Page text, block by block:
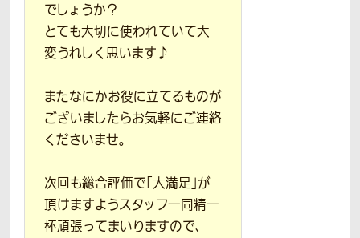
でしょうか？
とても大切に使われていて大
変うれしく思います♪
またなにかお役に立てるものが
ございましたらお気軽にご連絡
くださいませ。
次回も総合評価で「大満足」が
頂けますようスタッフ一同精一
杯頑張ってまいりますので、